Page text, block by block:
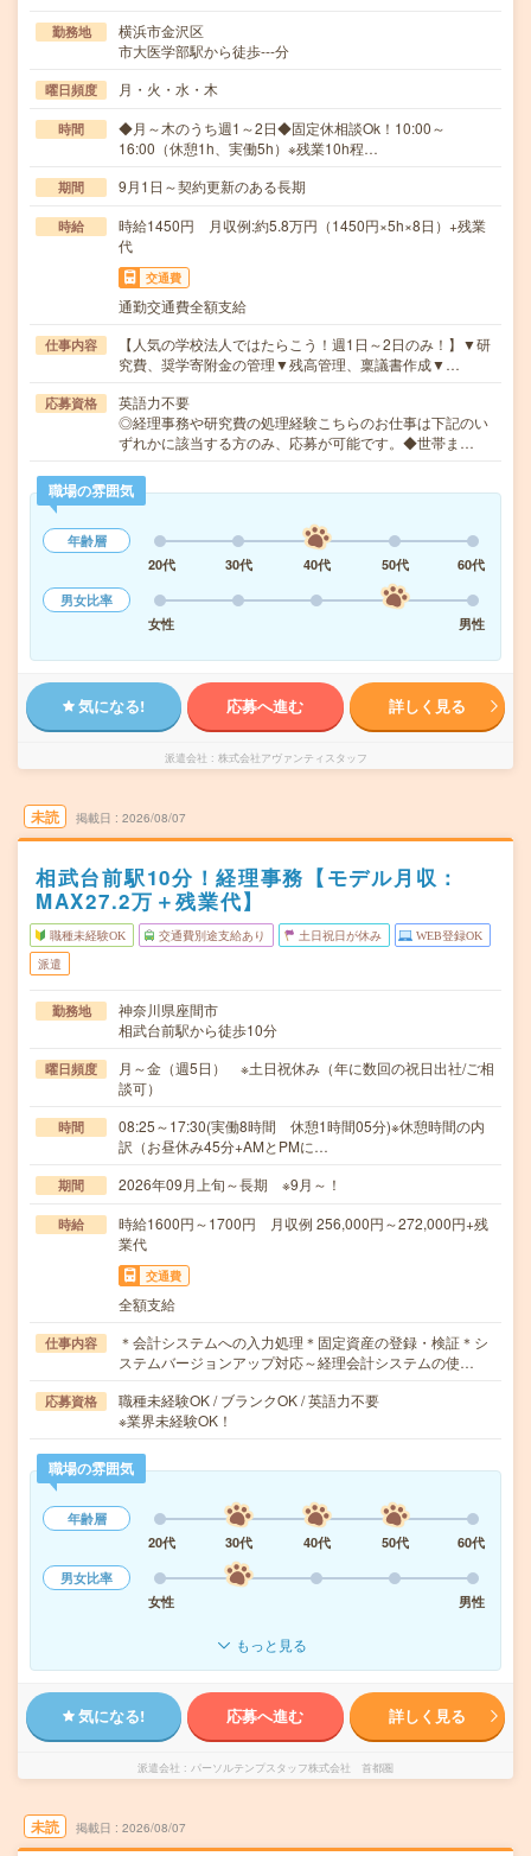
勤務地
横浜市金沢区
市大医学部駅から徒歩---分
曜日頻度 月・火・水・木
時間
◆月～木のうち週1～2日◆固定休相談Ok！10:00～
16:00（休憩1h、実働5h）※残業10h程…
期間 9月1日～契約更新のある長期
時給
時給1450円 月収例:約5.8万円（1450円×5h×8日）+残業
代
交通費
通勤交通費全額支給
仕事内容
【人気の学校法人ではたらこう！週1日～2日のみ！】▼研
究費、奨学寄附金の管理▼残高管理、稟議書作成▼…
応募資格
英語力不要
◎経理事務や研究費の処理経験こちらのお仕事は下記のい
ずれかに該当する方のみ、応募が可能です。◆世帯ま…
職場の雰囲気
年齢層
20代
30代 40代 50代
60代
男女比率
女性
男性
気になる! 応募へ進む 詳しく見る
派遣会社 株式会社アヴァンティスタッフ
未読 掲載日 2026/08/07
相武台前駅10分！経理事務【モデル月収：
MAX27.2万＋残業代】
職種未経験OK 交通費別途支給あり 土日祝日が休み WEB登録OK
派遣
勤務地
神奈川県座間市
相武台前駅から徒歩10分
曜日頻度
月～金（週5日） ※土日祝休み（年に数回の祝日出社/ご相
談可）
時間
08:25～17:30(実働8時間 休憩1時間05分)※休憩時間の内
訳（お昼休み45分+AMとPMに…
期間 2026年09月上旬～長期 ※9月～！
時給
時給1600円～1700円 月収例 256,000円～272,000円+残
業代
交通費
全額支給
仕事内容
＊会計システムへの入力処理＊固定資産の登録・検証＊シ
ステムバージョンアップ対応～経理会計システムの使…
応募資格
職種未経験OK / ブランクOK / 英語力不要
※業界未経験OK！
職場の雰囲気
年齢層
20代
30代 40代 50代
60代
男女比率
女性
男性
もっと見る
気になる! 応募へ進む 詳しく見る
派遣会社 パーソルテンプスタッフ株式会社 首都圏
未読 掲載日 2026/08/07